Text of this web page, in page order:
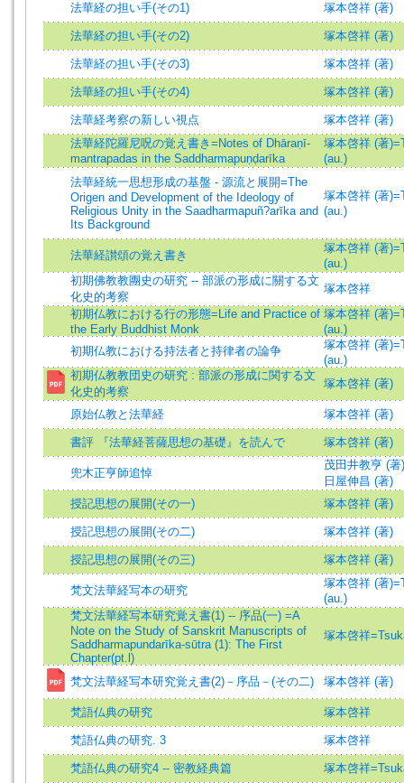
法華経の担い手(その1) 塚本啓祥 (著)
法華経の担い手(その2) 塚本啓祥 (著)
法華経の担い手(その3) 塚本啓祥 (著)
法華経の担い手(その4) 塚本啓祥 (著)
法華経考察の新しい視点
塚本啓祥 (著)
法華経陀羅尼呪の覚え書き=Notes of Dhāraṇī-
mantrapadas in the Saddharmapuṇḍarīka
塚本啓祥 (著
(au.)
法華経統一思想形成の基盤 - 源流と展開=The
Origen and Development of the Ideology of
Religious Unity in the Saadharmapuñ?arīka and
Its Background
塚本啓祥 (著
(au.)
法華経讃頌の覚え書き
塚本啓祥 (著
(au.)
初期佛教教團史の研究 -- 部派の形成に關する文
化史的考察
塚本啓祥
初期仏教における行の形態=Life and Practice of
the Early Buddhist Monk
塚本啓祥 (著
(au.)
初期仏教における持法者と持律者の論争
塚本啓祥 (著
(au.)
初期仏教教団史の研究 : 部派の形成に関する文
化史的考察
塚本啓祥 (著)
原始仏教と法華経 塚本啓祥 (著)
書評 『法華経菩薩思想の基礎』を読んで 塚本啓祥 (著)
兜木正亨師追悼
茂田井教亨 (著)
日屋伸昌 (著)
授記思想の展開(その一)
塚本啓祥 (著)
授記思想の展開(その二) 塚本啓祥 (著)
授記思想の展開(その三) 塚本啓祥 (著)
梵文法華経写本の研究
塚本啓祥 (著
(au.)
梵文法華経写本研究覚え書(1) -- 序品(一) =A
Note on the Study of Sanskrit Manuscripts of
Saddharmapundarīka-sūtra (1): The First
Chapter(pt.l)
塚本啓祥
梵文法華経写本研究覚え書(2)－序品－(その二) 塚本啓祥 (著)
梵語仏典の研究 塚本啓祥
梵語仏典の研究. 3 塚本啓祥
梵語仏典の研究4 -- 密教経典篇
塚本啓祥